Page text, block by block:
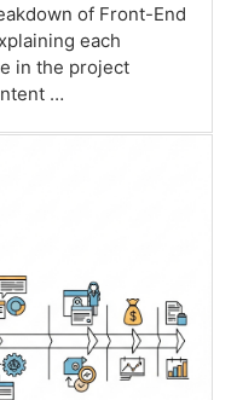
of Front-End
each
in the project
…